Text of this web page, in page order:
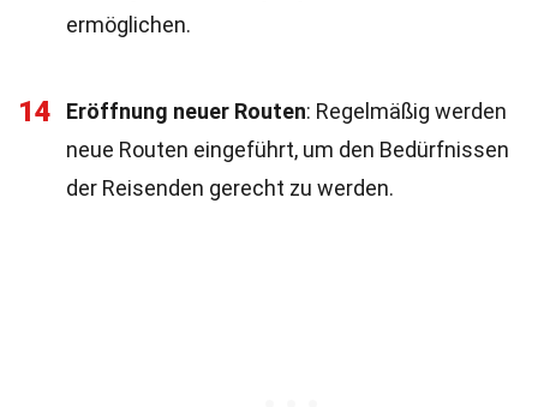
ermöglichen.
14 Eröffnung neuer Routen: Regelmäßig werden
neue Routen eingeführt, um den Bedürfnissen
der Reisenden gerecht zu werden.